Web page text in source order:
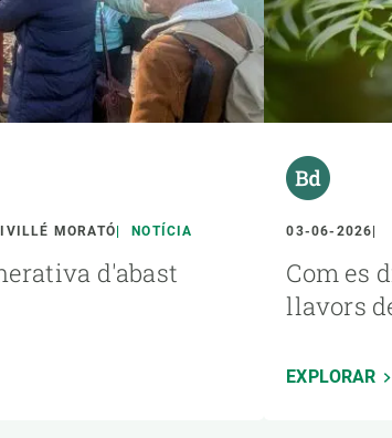
MORATÓ NOTÍCIA
d'abast
03-06-2026
Com es
llavors
EXPLORAR